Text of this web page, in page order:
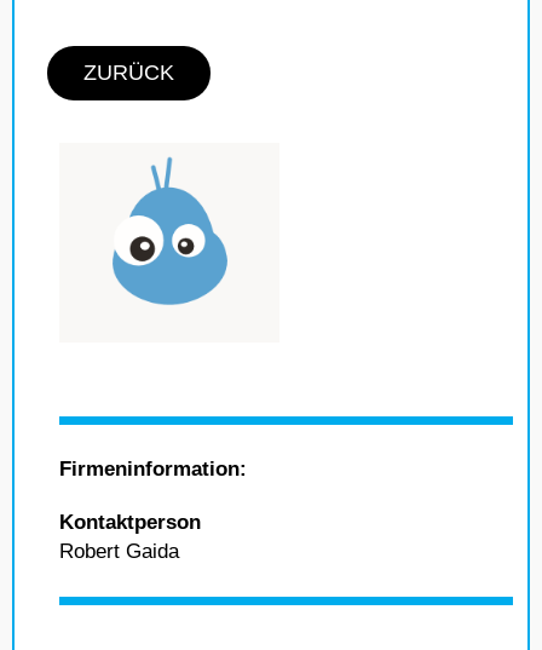
ZURÜCK
Firmeninformation:
Kontaktperson
Robert Gaida